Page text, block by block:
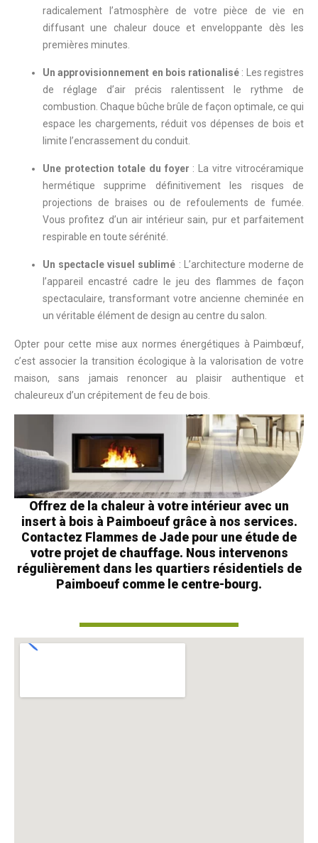
radicalement l’atmosphère de votre pièce de vie en
diffusant une chaleur douce et enveloppante dès les
premières minutes.
Un approvisionnement en bois rationalisé : Les registres
de réglage d’air précis ralentissent le rythme de
combustion. Chaque bûche brûle de façon optimale, ce qui
espace les chargements, réduit vos dépenses de bois et
limite l’encrassement du conduit.
Une protection totale du foyer : La vitre vitrocéramique
hermétique supprime définitivement les risques de
projections de braises ou de refoulements de fumée.
Vous profitez d’un air intérieur sain, pur et parfaitement
respirable en toute sérénité.
Un spectacle visuel sublimé : L’architecture moderne de
l’appareil encastré cadre le jeu des flammes de façon
spectaculaire, transformant votre ancienne cheminée en
un véritable élément de design au centre du salon.
Opter pour cette mise aux normes énergétiques à Paimbœuf,
c’est associer la transition écologique à la valorisation de votre
maison, sans jamais renoncer au plaisir authentique et
chaleureux d’un crépitement de feu de bois.
Offrez de la chaleur à votre intérieur avec un
insert à bois à Paimboeuf grâce à nos services.
Contactez Flammes de Jade pour une étude de
votre projet de chauffage. Nous intervenons
régulièrement dans les quartiers résidentiels de
Paimboeuf comme le centre-bourg.